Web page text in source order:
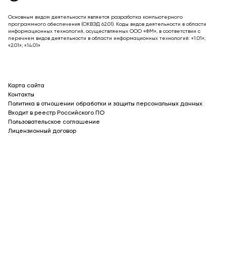
Основным видом деятельности является разработка компьютерного
программного обеспечения (ОКВЭД 62.01). Коды видов деятельности в области
информационных технологий, осуществляемых ООО «ФМ», в соответствии с
перечнем видов деятельности в области информационных технологий: «1.01»;
«2.01»; «14.01»
Карта сайта
Контакты
Политика в отношении обработки и защиты персональных данных
Входит в реестр Российского ПО
Пользовательское соглашение
Лицензионный договор